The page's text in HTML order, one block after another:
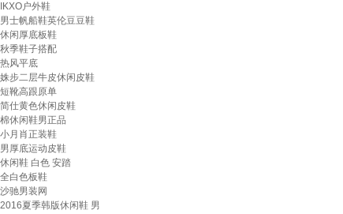
IKXO户外鞋
男士帆船鞋英伦豆豆鞋
休闲厚底板鞋
秋季鞋子搭配
热风平底
姝步二层牛皮休闲皮鞋
短靴高跟原单
简仕黄色休闲皮鞋
棉休闲鞋男正品
小月肖正装鞋
男厚底运动皮鞋
休闲鞋 白色 安踏
全白色板鞋
沙驰男装网
2016夏季韩版休闲鞋 男